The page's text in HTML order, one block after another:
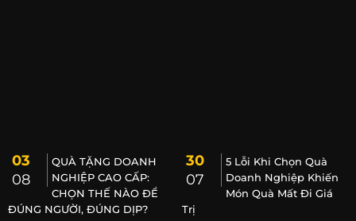
03
08
QUÀ TẶNG DOANH
NGHIỆP CAO CẤP:
CHỌN THẾ NÀO ĐỂ
ĐÚNG NGƯỜI, ĐÚNG DỊP?
30
07
5 Lỗi Khi Chọn Quà
Doanh Nghiệp Khiến
Món Quà Mất Đi Giá
Trị